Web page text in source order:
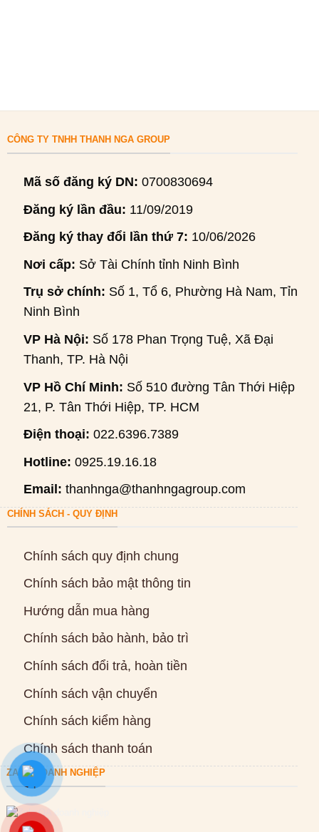
CÔNG TY TNHH THANH NGA GROUP
Mã số đăng ký DN: 0700830694
Đăng ký lần đầu: 11/09/2019
Đăng ký thay đổi lần thứ 7: 10/06/2026
Nơi cấp: Sở Tài Chính tỉnh Ninh Bình
Trụ sở chính: Số 1, Tổ 6, Phường Hà Nam, Tỉnh
Ninh Bình
VP Hà Nội: Số 178 Phan Trọng Tuệ, Xã Đại
Thanh, TP. Hà Nội
VP Hồ Chí Minh: Số 510 đường Tân Thới Hiệp
21, P. Tân Thới Hiệp, TP. HCM
Điện thoại: 022.6396.7389
Hotline: 0925.19.16.18
Email: thanhnga@thanhngagroup.com
CHÍNH SÁCH - QUY ĐỊNH
Chính sách quy định chung
Chính sách bảo mật thông tin
Hướng dẫn mua hàng
Chính sách bảo hành, bảo trì
Chính sách đổi trả, hoàn tiền
Chính sách vận chuyển
Chính sách kiểm hàng
Chính sách thanh toán
ZALO DOANH NGHIỆP